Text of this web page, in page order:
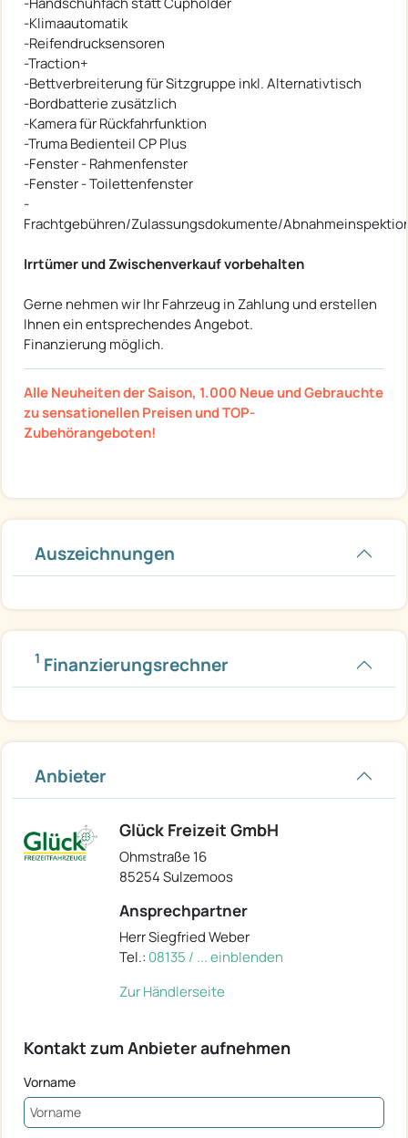
-Klimaautomatik
-Reifendrucksensoren
-Traction+
-Bettverbreiterung für Sitzgruppe inkl. Alternativtisch
-Bordbatterie zusätzlich
-Kamera für Rückfahrfunktion
-Truma Bedienteil CP Plus
-Fenster - Rahmenfenster
-Fenster - Toilettenfenster
-
Frachtgebühren/Zulassungsdokumente/
Irrtümer und Zwischenverkauf vorbehalten
Gerne nehmen wir Ihr Fahrzeug in Zahlung und erstellen
Ihnen ein entsprechendes Angebot.
Finanzierung möglich.
Alle Neuheiten der Saison, 1.000 Neue und Gebrauchte
zu sensationellen Preisen und TOP-
Zubehörangeboten!
Auszeichnungen
1 Finanzierungsrechner
Anbieter
Glück Freizeit GmbH
Ohmstraße 16
85254 Sulzemoos
Ansprechpartner
Herr Siegfried Weber
Tel.: 08135 / ... einblenden
Zur Händlerseite
Kontakt zum Anbieter aufnehmen
Vorname